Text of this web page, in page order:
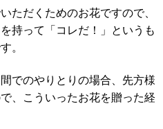
ただくためのお花ですので、
持って「コレだ！」というも
。
でのやりとりの場合、先方様
、
こういったお花を贈った経